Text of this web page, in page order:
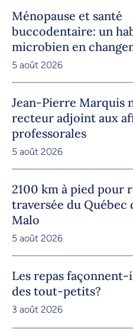
Ménopause et santé
buccodentaire: un
microbien en
5 août 2026
Jean-Pierre Marquis
recteur adjoint aux
professorales
5 août 2026
2100 km à pied pour
traversée du Québec
Malo
5 août 2026
Les repas façonnent-
des tout-petits?
3 août 2026